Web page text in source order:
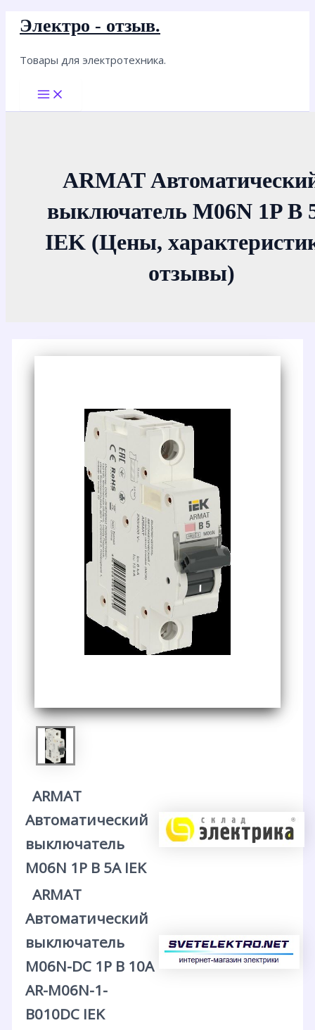
Перейти
содержимому
Электро - отзыв.
Товары для электротехника.
Main
Menu
ARMAT
выключатель M06N 1P B
IEK (Цены,
отзывы)
ARMAT
Автоматический
выключатель
M06N 1P B 5А IEK
ARMAT
Автоматический
выключатель
M06N-DC 1P B 10А
AR-M06N-1-
B010DC IEK